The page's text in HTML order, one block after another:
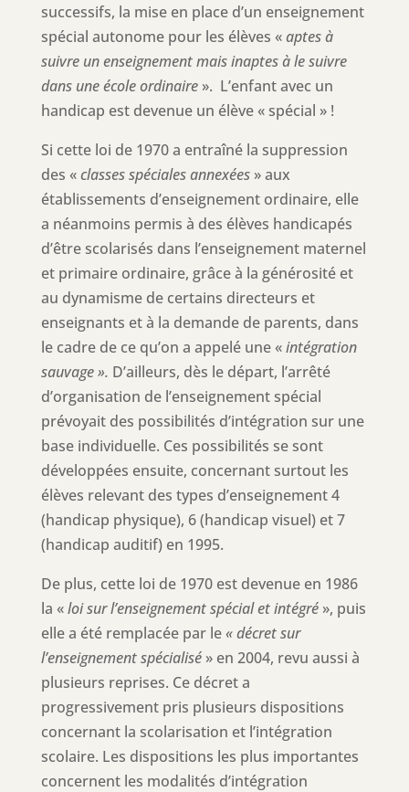
successifs, la mise en place d’un enseignement
spécial autonome pour les élèves «aptes à
suivre un enseignement mais inaptes à le suivre
dans une école ordinaire». L’enfant avec un
handicap est devenue un élève « spécial » !
Si cette loi de 1970 a entraîné la suppression
des «classes spéciales annexées» aux
établissements d’enseignement ordinaire, elle
a néanmoins permis à des élèves handicapés
d’être scolarisés dans l’enseignement maternel
et primaire ordinaire, grâce à la générosité et
au dynamisme de certains directeurs et
enseignants et à la demande de parents, dans
le cadre de ce qu’on a appelé une «intégration
sauvage ». D’ailleurs, dès le départ, l’arrêté
d’organisation de l’enseignement spécial
prévoyait des possibilités d’intégration sur une
base individuelle. Ces possibilités se sont
développées ensuite, concernant surtout les
élèves relevant des types d’enseignement 4
(handicap physique), 6 (handicap visuel) et 7
(handicap auditif) en 1995.
De plus, cette loi de 1970 est devenue en 1986
la «loi sur l’enseignement spécial et intégré», puis
elle a été remplacée par le« décret sur
l’enseignement spécialisé» en 2004, revu aussi à
plusieurs reprises. Ce décret a
progressivement pris plusieurs dispositions
concernant la scolarisation et l’intégration
scolaire. Les dispositions les plus importantes
concernent les modalités d’intégration